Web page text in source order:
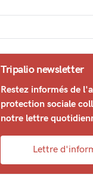
Tripalio newsletter
Restez informés de
protection sociale
notre lettre
Lettre